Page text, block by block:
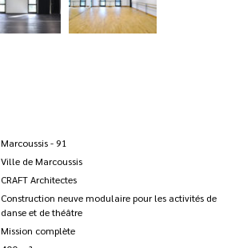
Marcoussis - 91
Ville de Marcoussis
CRAFT Architectes
Construction neuve modulaire pour les activités de
danse et de théâtre
Mission complète